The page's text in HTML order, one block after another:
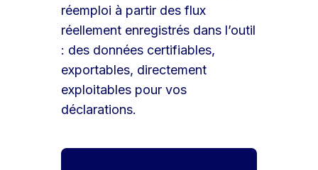
réemploi à partir des flux
réellement enregistrés dans l’outil
: des données certifiables,
exportables, directement
exploitables pour vos
déclarations.